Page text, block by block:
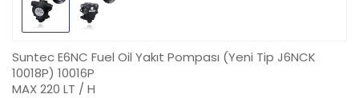
Suntec E6NC Fuel Oil Yakıt Pompası (Yeni Tip J6NCK
10018P) 10016P
MAX 220 LT / H